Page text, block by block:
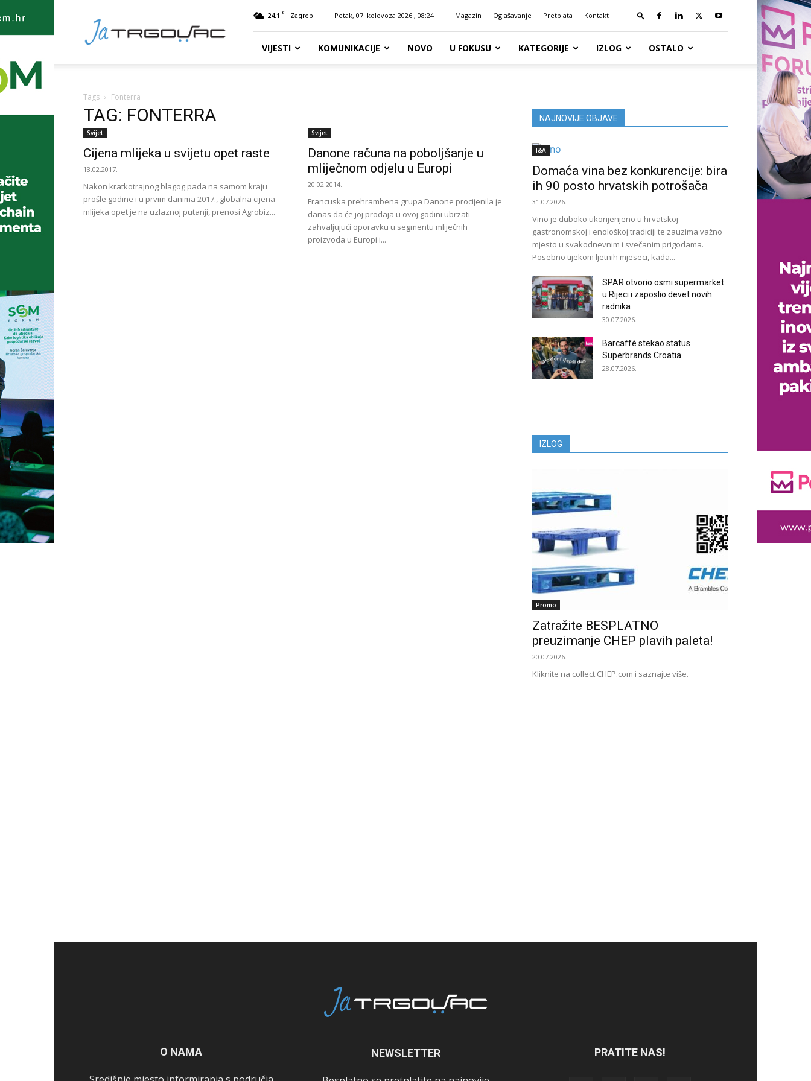
TRGOVAC
24.1 C Zagreb Petak, 07. kolovoza 2026., 08:24 Magazin Oglašavanje Pretplata Kontakt
VIJESTI KOMUNIKACIJE NOVO U FOKUSU KATEGORIJE IZLOG OSTALO
Tags Fonterra
TAG: FONTERRA
Svijet
Cijena mlijeka u svijetu opet raste
13.02.2017.
Nakon kratkotrajnog blagog pada na samom kraju
prošle godine i u prvim danima 2017., globalna cijena
mlijeka opet je na uzlaznoj putanji, prenosi Agrobiz...
Svijet
Danone računa na poboljšanje u
mliječnom odjelu u Europi
20.02.2014.
Francuska prehrambena grupa Danone procijenila je
danas da će joj prodaja u ovoj godini ubrzati
zahvaljujući oporavku u segmentu mliječnih
proizvoda u Europi i...
NAJNOVIJE OBJAVE
I&A
Domaća vina bez konkurencije: bira
ih 90 posto hrvatskih potrošača
31.07.2026.
Vino je duboko ukorijenjeno u hrvatskoj
gastronomskoj i enološkoj tradiciji te zauzima važno
mjesto u svakodnevnim i svečanim prigodama.
Posebno tijekom ljetnih mjeseci, kada...
SPAR otvorio osmi supermarket
u Rijeci i zaposlio devet novih
radnika
30.07.2026.
Barcaffè stekao status
Superbrands Croatia
28.07.2026.
IZLOG
Promo
Zatražite BESPLATNO
preuzimanje CHEP plavih paleta!
20.07.2026.
Kliknite na collect.CHEP.com i saznajte više.
O NAMA NEWSLETTER PRATITE NAS!